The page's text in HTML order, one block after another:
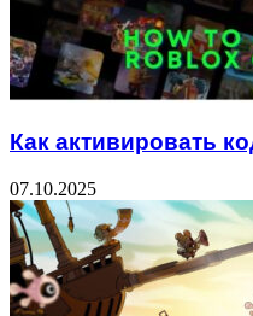
Как активировать
07.10.2025